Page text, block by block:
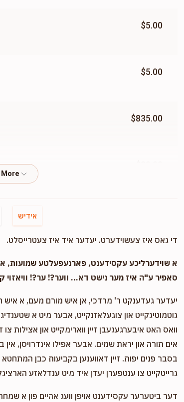
$5.00
$5.00
$835.00
$26.00
$100.00
אידיש
די גאס איז צעשוידערט. יעדער איד איז צעטרייסלט.
א שוידערליכע עקסידענט, פארנעפעלטע שמועות,
סאפיר ע"ה איז מער נישט דא... ווער?! ער?! וויאזוי
יעדער געדענקט ר' מרדכי, אן איש מורם מעם, א איש
גוטמוטיגקייט און צוגעלאזנקייט, אבער מיט א
וואס האט איבערגעגעבן זיין ווארימקייט און אצילות
אים תורה און יראת שמים. אבער אפילו אינדרויסן, אין
בסבר פנים יפות. זיין דאווענען בקביעות כבן המתחטא
גרייטקייט צו ענטפערן יעדן איד מיט ענדלאזע
דער ביטערער עקסידענט אויפן וועג אהיים פון א